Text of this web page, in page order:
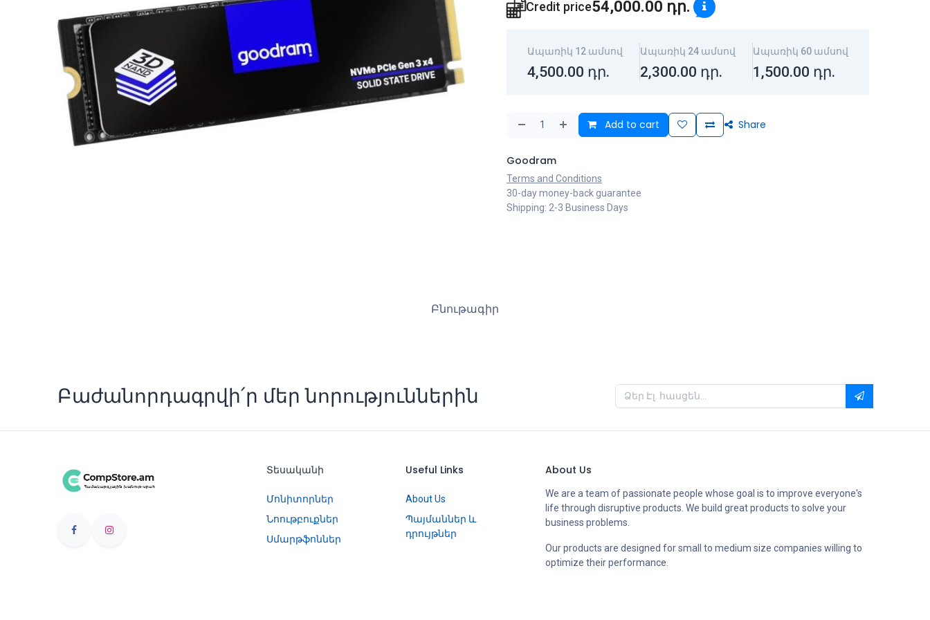
Credit price54,000.00 դր.
Ապառիկ 12 ամսով
4,500.00 դր.
Ապառիկ 24 ամսով
2,300.00 դր.
Ապառիկ 60 ամսով
1,500.00 դր.
Add to cart Share
Goodram
Terms and Conditions
30-day money-back guarantee
Shipping: 2-3 Business Days
Բնութագիր
Բաժանորդագրվի՛ր մեր նորություններին
Տեսականի
Մոնիտորներ
Նոութբուքներ
Սմարթֆոններ
Useful Links
About Us
Պայմաններ և
դրույթներ
About Us
We are a team of passionate people whose goal is to improve everyone's
life through disruptive products. We build great products to solve your
business problems.
Our products are designed for small to medium size companies willing to
optimize their performance.